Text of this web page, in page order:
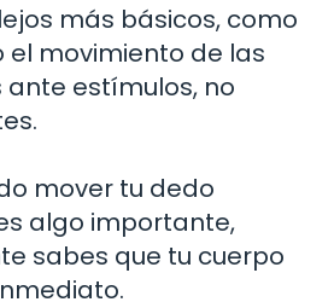
más básicos, como
movimiento de las
estímulos, no
mover tu dedo
algo importante,
sabes que tu cuerpo